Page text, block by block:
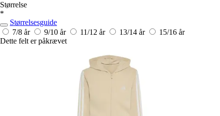
Størrelse
*
Størrelsesguide
7/8 år
9/10 år 11/12 år 13/14 år
15/16 år
Dette felt er påkrævet